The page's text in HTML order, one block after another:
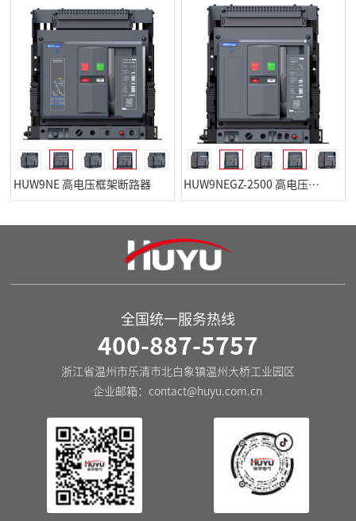
HUW9NE 高电压框架断路器 HUW9NEGZ-2500 高电压直流框架隔离开关
全国统一服务热线
400-887-5757
浙江省温州市乐清市北白象镇温州大桥工业园区
企业邮箱： contact@huyu.com.cn